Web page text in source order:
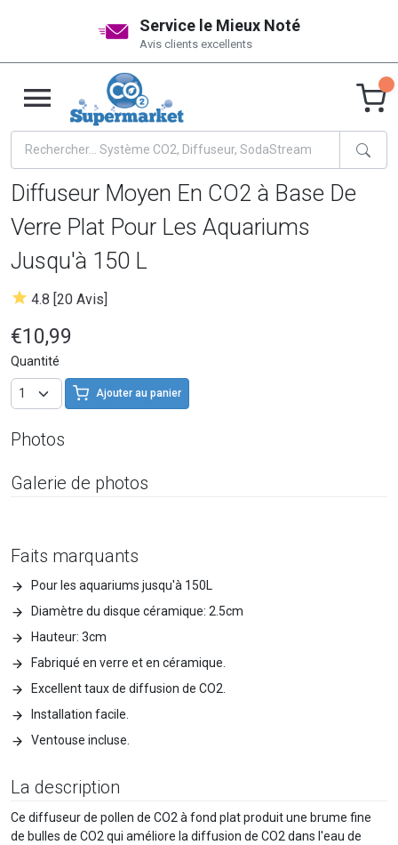
Service le Mieux Noté
Avis clients excellents
Diffuseur Moyen En CO2 à Base De
Verre Plat Pour Les Aquariums
Jusqu'à 150 L
4.8 [20 Avis]
€10,99
Quantité
Ajouter au panier
Faits marquants
Pour les aquariums jusqu'à 150L
Diamètre du disque céramique: 2.5cm
Hauteur: 3cm
Fabriqué en verre et en céramique.
Excellent taux de diffusion de CO2.
Installation facile.
Ventouse incluse.
La description
Ce diffuseur de pollen de CO2 à fond plat produit une brume fine
de bulles de CO2 qui améliore la diffusion de CO2 dans l'eau de
Photos
Galerie de photos